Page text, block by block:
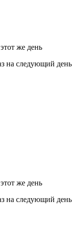
же день
на следующий день
же день
на следующий день